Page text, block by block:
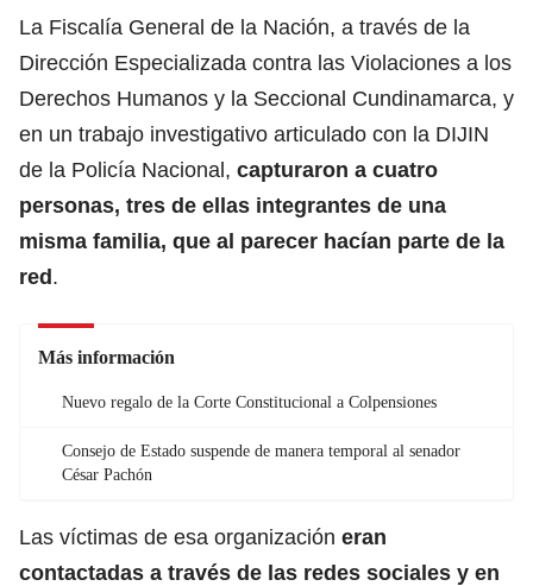
La Fiscalía General de la Nación, a través de la
Dirección Especializada contra las Violaciones a los
Derechos Humanos y la Seccional Cundinamarca, y
en un trabajo investigativo articulado con la DIJIN
de la Policía Nacional, capturaron a cuatro
personas, tres de ellas integrantes de una
misma familia, que al parecer hacían parte de la
red.
Más información
Nuevo regalo de la Corte Constitucional a Colpensiones
Consejo de Estado suspende de manera temporal al senador
César Pachón
Las víctimas de esa organización eran
contactadas a través de las redes sociales y en